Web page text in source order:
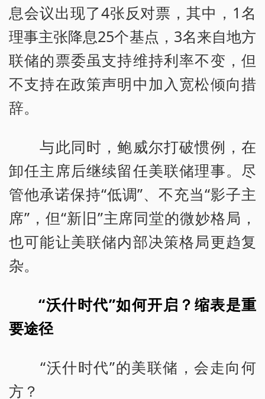
息会议出现了4张反对票，其中，1名
理事主张降息25个基点，3名来自地方
联储的票委虽支持维持利率不变，但
不支持在政策声明中加入宽松倾向措
辞。
与此同时，鲍威尔打破惯例，在
卸任主席后继续留任美联储理事。尽
管他承诺保持“低调”、不充当“影子主
席”，但“新旧”主席同堂的微妙格局，
也可能让美联储内部决策格局更趋复
杂。
“沃什时代”如何开启？缩表是重
要途径
“沃什时代”的美联储，会走向何
方？